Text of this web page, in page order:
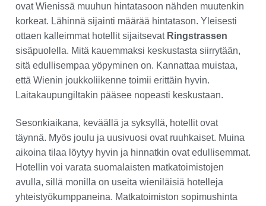
ovat Wienissä muuhun hintatasoon nähden muutenkin
korkeat. Lähinnä sijainti määrää hintatason. Yleisesti
ottaen kalleimmat hotellit sijaitsevat Ringstrassen
sisäpuolella. Mitä kauemmaksi keskustasta siirrytään,
sitä edullisempaa yöpyminen on. Kannattaa muistaa,
että Wienin joukkoliikenne toimii erittäin hyvin.
Laitakaupungiltakin pääsee nopeasti keskustaan.
Sesonkiaikana, keväällä ja syksyllä, hotellit ovat
täynnä. Myös joulu ja uusivuosi ovat ruuhkaiset. Muina
aikoina tilaa löytyy hyvin ja hinnatkin ovat edullisemmat.
Hotellin voi varata suomalaisten matkatoimistojen
avulla, sillä monilla on useita wieniläisiä hotelleja
yhteistyökumppaneina. Matkatoimiston sopimushinta